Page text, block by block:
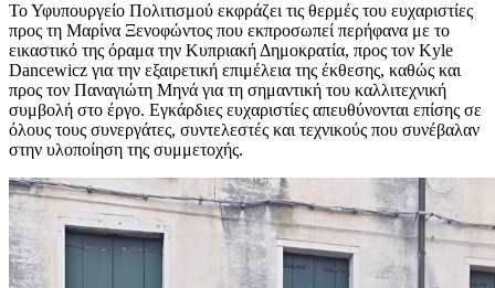
Το Υφυπουργείο Πολιτισμού εκφράζει τις θερμές του ευχαριστίες
προς τη Μαρίνα Ξενοφώντος που εκπροσωπεί περήφανα με το
εικαστικό της όραμα την Κυπριακή Δημοκρατία, προς τον Kyle
Dancewicz για την εξαιρετική επιμέλεια της έκθεσης, καθώς και
προς τον Παναγιώτη Μηνά για τη σημαντική του καλλιτεχνική
συμβολή στο έργο. Εγκάρδιες ευχαριστίες απευθύνονται επίσης σε
όλους τους συνεργάτες, συντελεστές και τεχνικούς που συνέβαλαν
στην υλοποίηση της συμμετοχής.